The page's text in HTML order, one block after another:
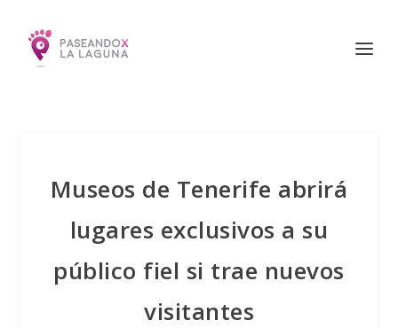
Museos de Tenerife abrirá
lugares exclusivos a su
público fiel si trae nuevos
visitantes